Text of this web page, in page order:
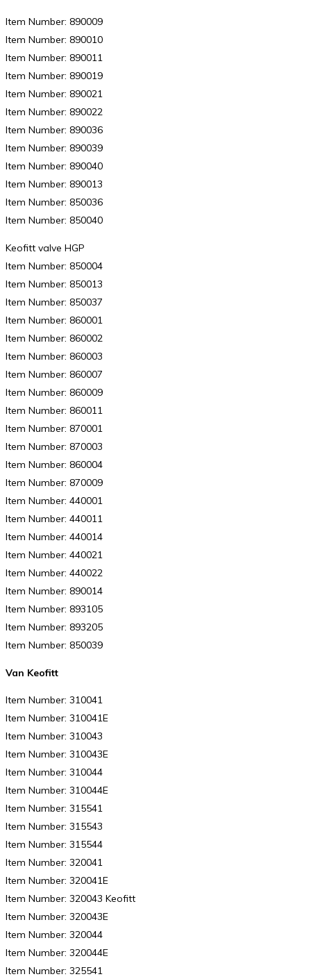
Item Number: 890009
Item Number: 890010
Item Number: 890011
Item Number: 890019
Item Number: 890021
Item Number: 890022
Item Number: 890036
Item Number: 890039
Item Number: 890040
Item Number: 890013
Item Number: 850036
Item Number: 850040
Keofitt valve HGP
Item Number: 850004
Item Number: 850013
Item Number: 850037
Item Number: 860001
Item Number: 860002
Item Number: 860003
Item Number: 860007
Item Number: 860009
Item Number: 860011
Item Number: 870001
Item Number: 870003
Item Number: 860004
Item Number: 870009
Item Number: 440001
Item Number: 440011
Item Number: 440014
Item Number: 440021
Item Number: 440022
Item Number: 890014
Item Number: 893105
Item Number: 893205
Item Number: 850039
Van Keofitt
Item Number: 310041
Item Number: 310041E
Item Number: 310043
Item Number: 310043E
Item Number: 310044
Item Number: 310044E
Item Number: 315541
Item Number: 315543
Item Number: 315544
Item Number: 320041
Item Number: 320041E
Item Number: 320043 Keofitt
Item Number: 320043E
Item Number: 320044
Item Number: 320044E
Item Number: 325541